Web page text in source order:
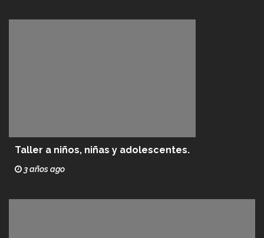
Taller a niños, niñas y adolescentes.
3 años ago